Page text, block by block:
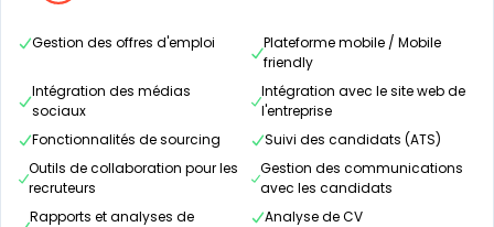
Gestion des offres d'emploi
Plateforme mobile / Mobile
friendly
Intégration des médias
sociaux
Intégration avec le site web de
l'entreprise
Fonctionnalités de sourcing
Suivi des candidats (ATS)
Outils de collaboration pour les
recruteurs
Gestion des communications
avec les candidats
Rapports et analyses de
Analyse de CV